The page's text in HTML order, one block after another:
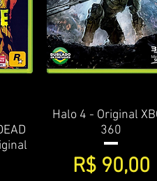
Visualização rápida
Halo 4 - Original
360
Preço
R$ 90,00